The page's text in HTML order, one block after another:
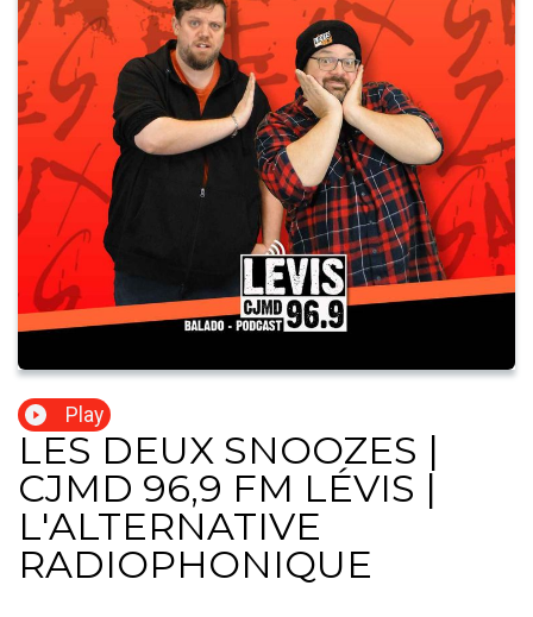
Play
LES DEUX SNOOZES |
CJMD 96,9 FM LÉVIS |
L'ALTERNATIVE
RADIOPHONIQUE